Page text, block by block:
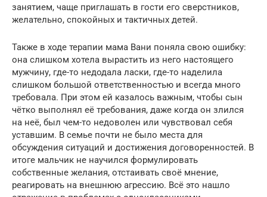
занятием, чаще приглашать в гости его сверстников,
желательно, спокойных и тактичных детей.
Также в ходе терапии мама Вани поняла свою ошибку:
она слишком хотела вырастить из него настоящего
мужчину, где-то недодала ласки, где-то наделила
слишком большой ответственностью и всегда много
требовала. При этом ей казалось важным, чтобы сын
чётко выполнял её требования, даже когда он злился
на неё, был чем-то недоволен или чувствовал себя
уставшим. В семье почти не было места для
обсуждения ситуаций и достижения договоренностей. В
итоге мальчик не научился формулировать
собственные желания, отстаивать своё мнение,
реагировать на внешнюю агрессию. Всё это нашло